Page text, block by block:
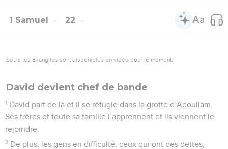
1 Samuel 22
Seuls les Évangiles sont disponibles en vidéo pour le moment.
David devient chef de bande
1 David part de là et il se réfugie dans la grotte d’Adoullam.
Ses frères et toute sa famille l’apprennent et ils viennent le
rejoindre.
2 De plus, les gens en difficulté, ceux qui ont des dettes,